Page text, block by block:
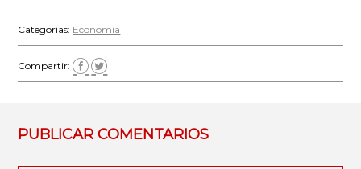
Categorías: Economía
Compartir:
PUBLICAR COMENTARIOS